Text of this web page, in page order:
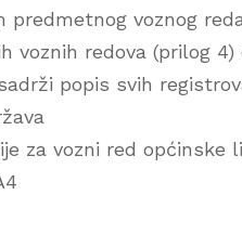
predmetnog voznog
voznih redova (prilog
popis svih
za vozni red općinske